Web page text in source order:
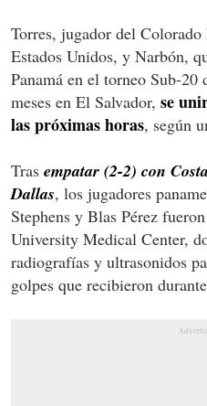
Torres, jugador del
Estados Unidos, y Narbón,
Panamá en el torneo Sub-
meses en El Salvador, se
las próximas horas, según
Tras empatar (2-2) con
Dallas, los jugadores
Stephens y Blas Pérez
University Medical Center,
radiografías y ultrasonidos
golpes que recibieron